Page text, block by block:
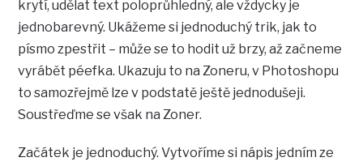
krytí, udělat text poloprůhledný, ale vždycky je
jednobarevný. Ukážeme si jednoduchý trik, jak to
písmo zpestřit – může se to hodit už brzy, až začneme
vyrábět péefka. Ukazuju to na Zoneru, v Photoshopu
to samozřejmě lze v podstatě ještě jednodušeji.
Soustřeďme se však na Zoner.
Začátek je jednoduchý. Vytvoříme si nápis jedním ze